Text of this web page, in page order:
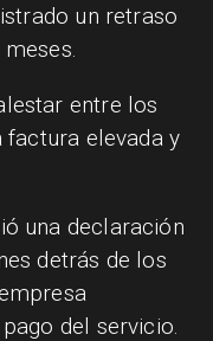
un retraso
entre los
factura elevada y
una declaración
detrás de los
del servicio.